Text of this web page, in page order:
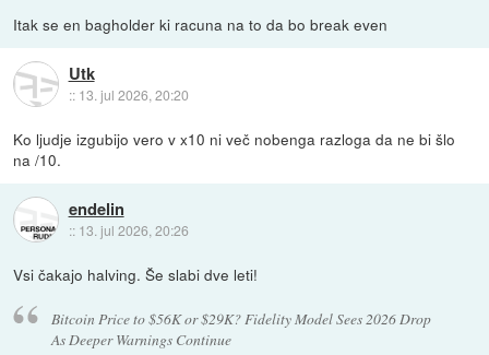
Itak se en bagholder ki racuna na to da bo break even
Utk
:: 13. jul 2026, 20:20
Ko ljudje izgubijo vero v x10 ni več nobenga razloga da ne bi šlo
na /10.
endelin
:: 13. jul 2026, 20:26
Vsi čakajo halving. Še slabi dve leti!
Bitcoin Price to $56K or $29K? Fidelity Model Sees 2026 Drop
As Deeper Warnings Continue